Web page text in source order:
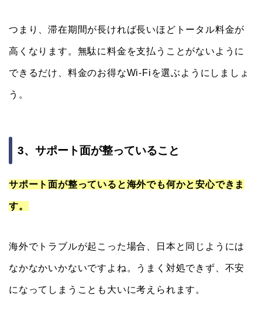
つまり、滞在期間が長ければ長いほどトータル料金が
高くなります。無駄に料金を支払うことがないように
できるだけ、料金のお得なWi-Fiを選ぶようにしましょ
う。
3、サポート面が整っていること
サポート面が整っていると海外でも何かと安心できま
す。
海外でトラブルが起こった場合、日本と同じようには
なかなかいかないですよね。うまく対処できず、不安
になってしまうことも大いに考えられます。